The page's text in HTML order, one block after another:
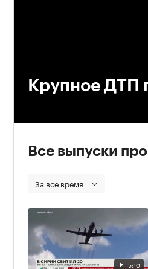
Крупное ДТП
Все выпуски
За все время
5:10